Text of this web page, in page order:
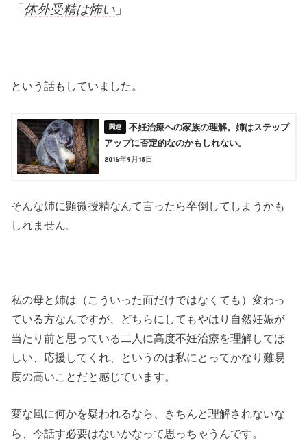
「 体外受精は怖い 」
という話もしていました。
不妊治療への家族の理解。姉はステップ
アップに否定的なのかもしれない。
2016年9月15日
そんな姉に顕微授精なんて言ったら卒倒してしまうかも
しれません。
私の母と姉は（こういった面だけではなくても）変わっ
ている方なんですが、どちらにしてもやはり自然妊娠が
当たり前と思っている二人に高度不妊治療を理解してほ
しい、応援してくれ、というのは私にとってかなり難易
度の高いことだと感じています。
変な風に何かを疑われるなら、きちんと理解されないな
ら、今話す必要はないかなって思っちゃうんです。